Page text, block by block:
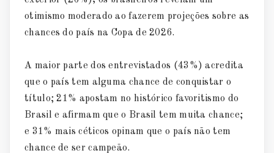
otimismo moderado ao fazerem projeções sobre as
chances do país na Copa de 2026.
A maior parte dos entrevistados (43%) acredita
que o país tem alguma chance de conquistar o
título; 21% apostam no histórico favoritismo do
Brasil e afirmam que o Brasil tem muita chance;
e 31% mais céticos opinam que o país não tem
chance de ser campeão.